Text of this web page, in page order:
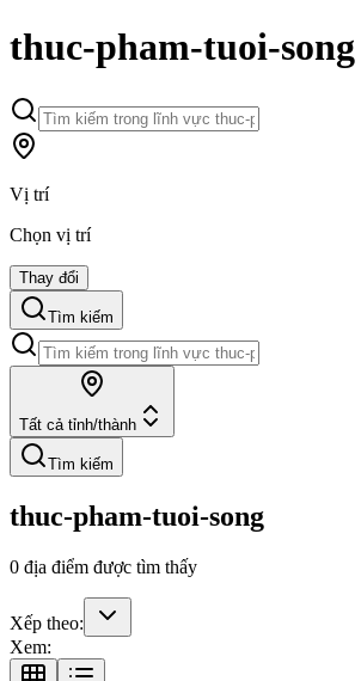
thuc-pham-tuoi-song
Vị trí
Chọn vị trí
Thay đổi
Tìm kiếm
Tất cả tỉnh/thành
Tìm kiếm
thuc-pham-tuoi-song
0 địa điểm được tìm thấy
Xếp theo:
Xem: